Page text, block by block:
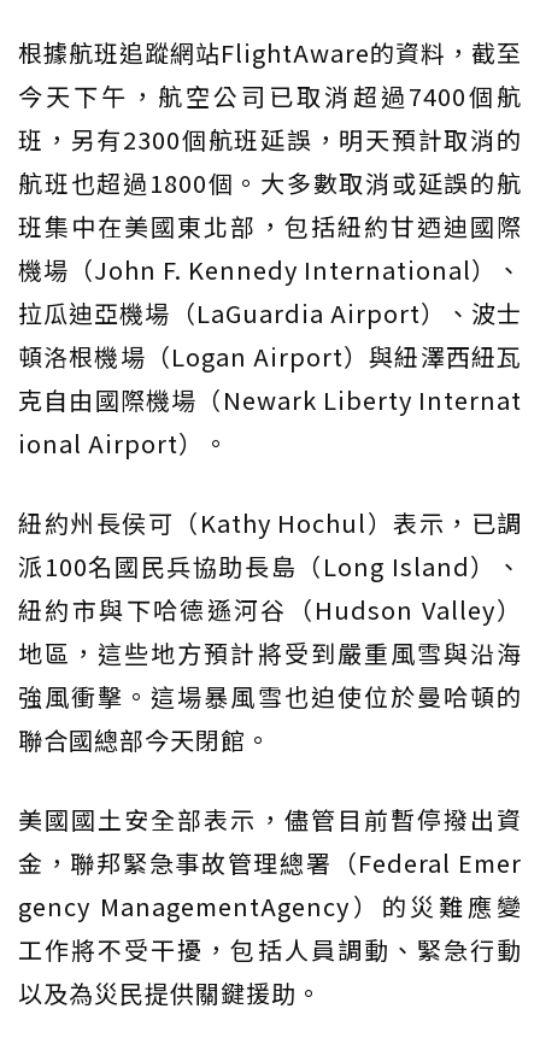
根據航班追蹤網站FlightAware的資料，截至
今天下午，航空公司已取消超過7400個航
班，另有2300個航班延誤，明天預計取消的
航班也超過1800個。大多數取消或延誤的航
班集中在美國東北部，包括紐約甘迺迪國際
機場（John F. Kennedy International）、
拉瓜迪亞機場（LaGuardia Airport）、波士
頓洛根機場（Logan Airport）與紐澤西紐瓦
克自由國際機場（Newark Liberty Internat
ional Airport）。
紐約州長侯可（Kathy Hochul）表示，已調
派100名國民兵協助長島（Long Island）、
紐約市與下哈德遜河谷（Hudson Valley）
地區，這些地方預計將受到嚴重風雪與沿海
強風衝擊。這場暴風雪也迫使位於曼哈頓的
聯合國總部今天閉館。
美國國土安全部表示，儘管目前暫停撥出資
金，聯邦緊急事故管理總署（Federal Emer
gency ManagementAgency）的災難應變
工作將不受干擾，包括人員調動、緊急行動
以及為災民提供關鍵援助。